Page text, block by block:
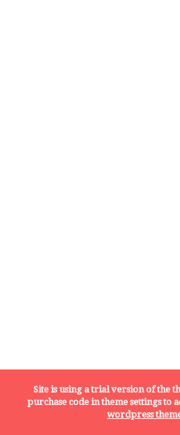
Site is using a trial version of the
purchase code in theme settings to
wordpress